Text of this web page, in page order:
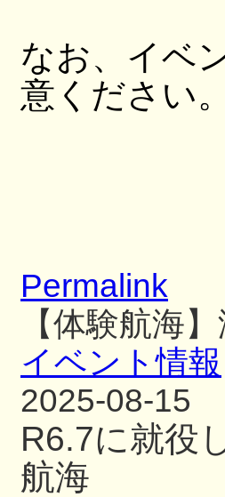
なお、イベ
意ください。
Permalink
【体験航海
イベント情報
2025-08-15
R6.7に就役
航海